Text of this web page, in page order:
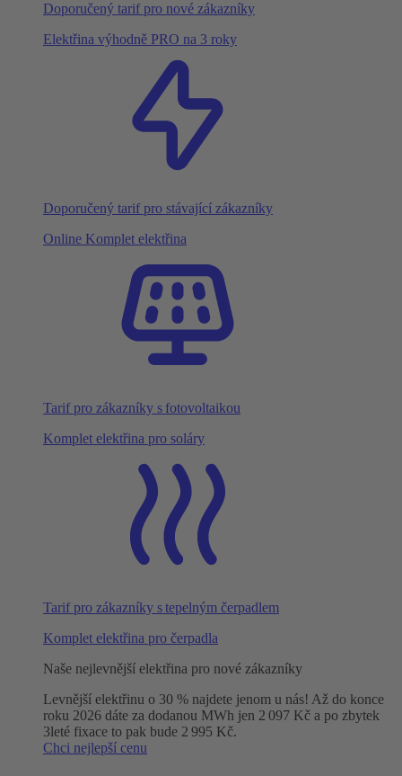
Doporučený tarif pro nové zákazníky
Elektřina výhodně PRO na 3 roky
Doporučený tarif pro stávající zákazníky
Online Komplet elektřina
Tarif pro zákazníky s fotovoltaikou
Komplet elektřina pro soláry
Tarif pro zákazníky s tepelným čerpadlem
Komplet elektřina pro čerpadla
Naše nejlevnější elektřina pro nové zákazníky
Levnější elektřinu o 30 % najdete jenom u nás! Až do konce
roku 2026 dáte za dodanou MWh jen 2 097 Kč a po zbytek
3leté fixace to pak bude 2 995 Kč.
Chci nejlepší cenu